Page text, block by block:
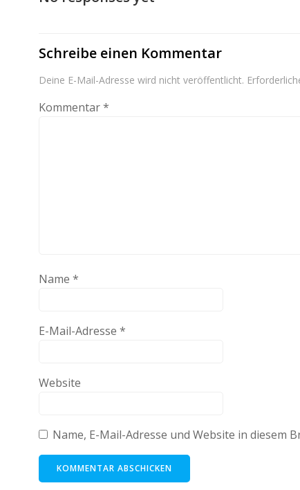
Schreibe einen Kommentar
Deine E-Mail-Adresse wird nicht veröffentlicht.
Kommentar*
Name *
E-Mail-Adresse *
Website
Name, E-Mail-Adresse und Website in diesem